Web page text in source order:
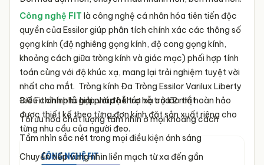
Công nghệ FIT là công nghệ cá nhân hóa tiên tiến độc
quyền của Essilor giúp phân tích chính xác các thông số
gọng kính (độ nghiêng gọng kính, độ cong gọng kính,
khoảng cách giữa tròng kính và giác mạc) phối hợp tính
toán cùng với độ khúc xạ, mang lại trải nghiệm tuyệt vời
nhất cho mắt.
3.0 Fitchính là giải pháp hỗ trợ hỗ trợ lão thị hoàn hảo
được thiết kế theo từng đơn kính đặt sản xuất riêng cho
từng nhu cầu của người đeo.
Điều chỉnh phù hợp với độ khúc xạ của 2 mắt
Tối ưu hóa chất lượng tầm nhìn ở mọi khoảng cách
Tầm nhìn sắc nét trong mọi điều kiện ánh sáng
Chuyển tiếp vùng nhìn liền mạch từ xa đến gần